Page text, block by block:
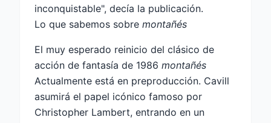
inconquistable", decía la publicación.
Lo que sabemos sobre montañés
El muy esperado reinicio del clásico de
acción de fantasía de 1986 montañés
Actualmente está en preproducción. Cavill
asumirá el papel icónico famoso por
Christopher Lambert, entrando en un